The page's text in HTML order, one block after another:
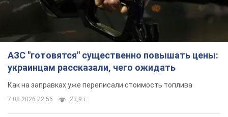
АЗС "готовятся" существенно повышать цены:
украинцам рассказали, чего ожидать
Как на заправках уже переписали стоимость топлива
7.08.2026 22:56 23,9 т.